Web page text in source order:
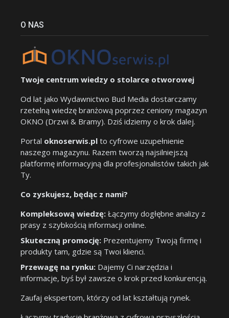
O NAS
Twoje centrum wiedzy o stolarce otworowej
Od lat jako Wydawnictwo Bud Media dostarczamy
rzetelną wiedzę branżową poprzez ceniony magazyn
OKNO (Drzwi & Bramy). Dziś idziemy o krok dalej.
Portal oknoserwis.pl to cyfrowe uzupełnienie
naszego magazynu. Razem tworzą najsilniejszą
platformę informacyjną dla profesjonalistów takich jak
Ty.
Co zyskujesz, będąc z nami?
Kompleksową wiedzę: Łączymy dogłębne analizy z
prasy z szybkością informacji online.
Skuteczną promocję: Prezentujemy Twoją firmę i
produkty tam, gdzie są Twoi klienci.
Przewagę na rynku: Dajemy Ci narzędzia i
informacje, byś był zawsze o krok przed konkurencją.
Zaufaj ekspertom, którzy od lat kształtują rynek.